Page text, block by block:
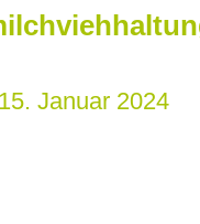
Januar 2024